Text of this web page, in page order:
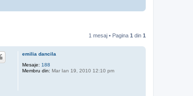
1 mesaj • Pagina 1 din 1
emilia dancila
Mesaje: 188
Membru din: Mar Ian 19, 2010 12:10 pm